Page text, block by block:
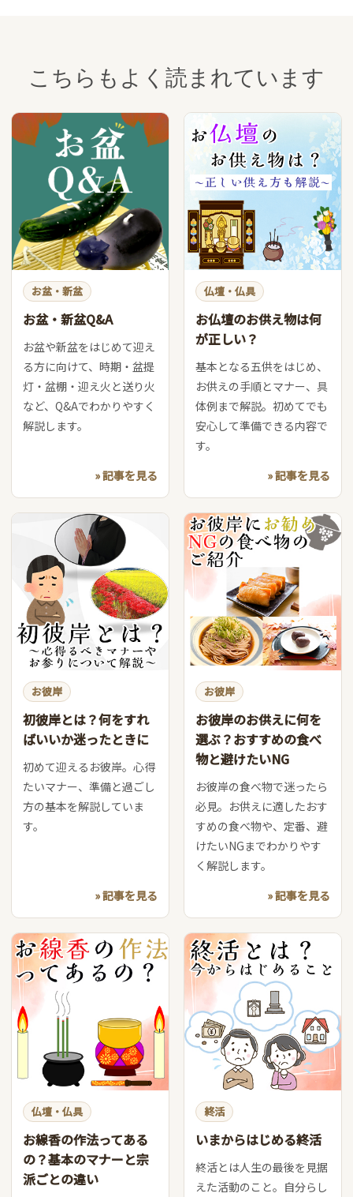
こちらもよく読まれています
お盆・新盆
お盆・新盆Q&A
お盆や新盆をはじめて迎え
る方に向けて、時期・盆提
灯・盆棚・迎え火と送り火
など、Q&Aでわかりやすく
解説します。
» 記事を見る
仏壇・仏具
お仏壇のお供え物は何
が正しい？
基本となる五供をはじめ、
お供えの手順とマナー、具
体例まで解説。初めてでも
安心して準備できる内容で
す。
» 記事を見る
お彼岸
初彼岸とは？何をすれ
ばいいか迷ったときに
初めて迎えるお彼岸。心得
たいマナー、準備と過ごし
方の基本を解説していま
す。
» 記事を見る
お彼岸
お彼岸のお供えに何を
選ぶ？おすすめの食べ
物と避けたいNG
お彼岸の食べ物で迷ったら
必見。お供えに適したおす
すめの食べ物や、定番、避
けたいNGまでわかりやす
く解説します。
» 記事を見る
仏壇・仏具
お線香の作法ってある
の？基本のマナーと宗
派ごとの違い
終活
いまからはじめる終活
終活とは人生の最後を見据
えた活動のこと。自分らし